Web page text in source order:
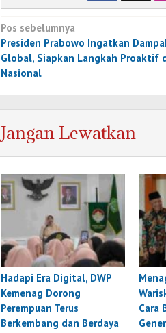
Navigasi
pos
Pos sebelumnya
Presiden Prabowo Ingatkan
Global, Siapkan Langkah Proaktif
Nasional
Jangan Lewatkan
Hadapi Era Digital, DWP
Kemenag Dorong
Perempuan Terus
Berkembang dan Berdaya
Cara